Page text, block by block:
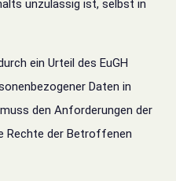
unzulässig ist, selbst in
ein Urteil des EuGH
Daten in
den Anforderungen der
Rechte der Betroffenen